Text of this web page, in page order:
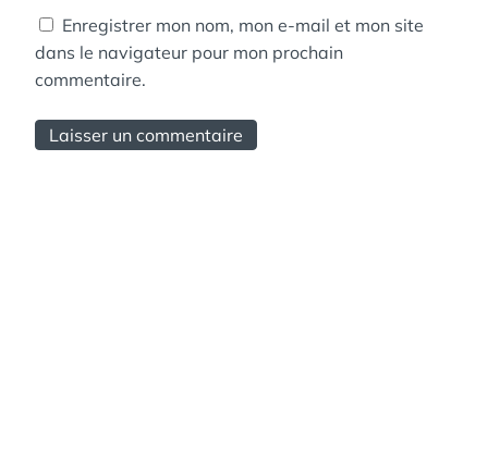
Enregistrer mon nom, mon e-mail et mon site
dans le navigateur pour mon prochain
commentaire.